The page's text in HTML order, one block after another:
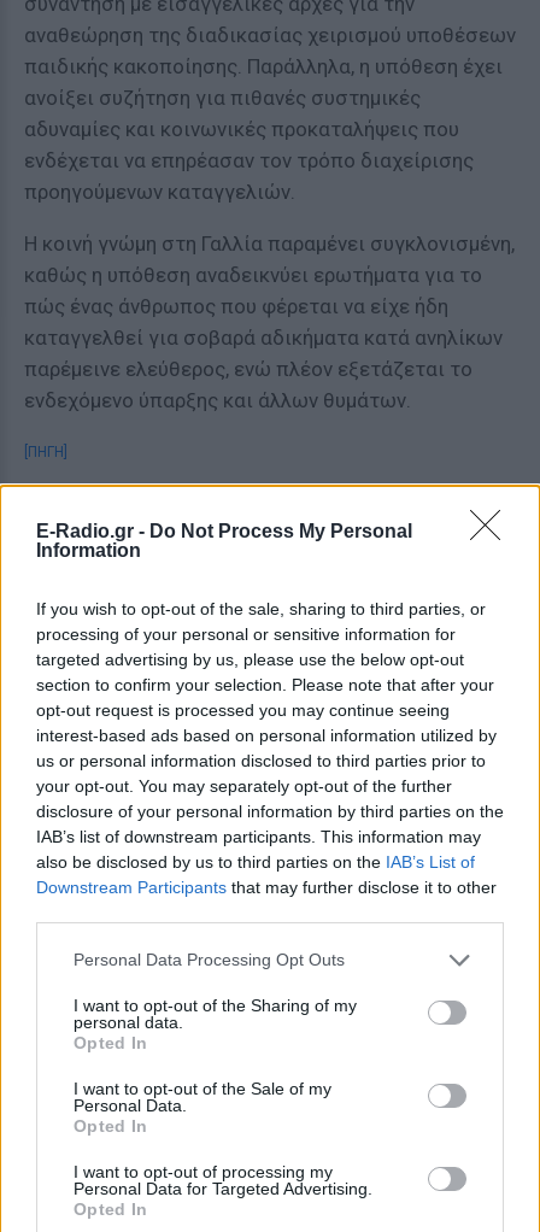
E-Radio.gr - Do Not Process My Personal
Information
If you wish to opt-out of the sale, sharing to third parties, or
processing of your personal or sensitive information for
targeted advertising by us, please use the below opt-out
section to confirm your selection. Please note that after your
opt-out request is processed you may continue seeing
interest-based ads based on personal information utilized by
us or personal information disclosed to third parties prior to
your opt-out. You may separately opt-out of the further
disclosure of your personal information by third parties on the
IAB’s list of downstream participants. This information may
also be disclosed by us to third parties on the IAB’s List of
Downstream Participants that may further disclose it to other
Personal Data Processing Opt Outs
I want to opt-out of the Sharing of my
personal data.
Opted In
I want to opt-out of the Sale of my
Personal Data.
Opted In
I want to opt-out of processing my
Personal Data for Targeted Advertising.
Opted In
αναθεώρηση της διαδικασίας χειρισμού υποθέσεων
παιδικής κακοποίησης. Παράλληλα, η υπόθεση έχει
ανοίξει συζήτηση για πιθανές συστημικές
αδυναμίες και κοινωνικές προκαταλήψεις που
ενδέχεται να επηρέασαν τον τρόπο διαχείρισης
προηγούμενων καταγγελιών.
Η κοινή γνώμη στη Γαλλία παραμένει συγκλονισμένη,
καθώς η υπόθεση αναδεικνύει ερωτήματα για το
πώς ένας άνθρωπος που φέρεται να είχε ήδη
καταγγελθεί για σοβαρά αδικήματα κατά ανηλίκων
παρέμεινε ελεύθερος, ενώ πλέον εξετάζεται το
ενδεχόμενο ύπαρξης και άλλων θυμάτων.
[ΠΗΓΗ]
ΔΙΑΒΑΣΤΕ ΑΚΟΜΗ
έρωτες και οι τραγωδίες της
γυναίκας που αγάπησε ως την
καταστροφή
ΆΝΘΡΩΠΟΙ ΠΡΙΝ 9 ΕΒΔΟΜΆΔΕΣ
Τραγικό τέλος στις έρευνες
για την 11χρονη Λιανά στη
Γαλλία: Αναγνωρίστηκε η
σορός της
ΚΌΣΜΟΣ ΠΡΙΝ 9 ΕΒΔΟΜΆΔΕΣ